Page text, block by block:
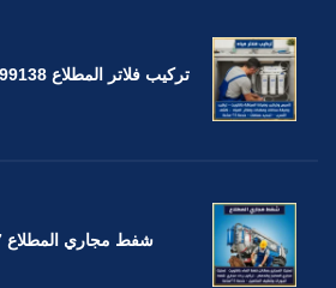
تركيب فلاتر المطلاع 55599138
شفط مجاري المطلاع 97371477